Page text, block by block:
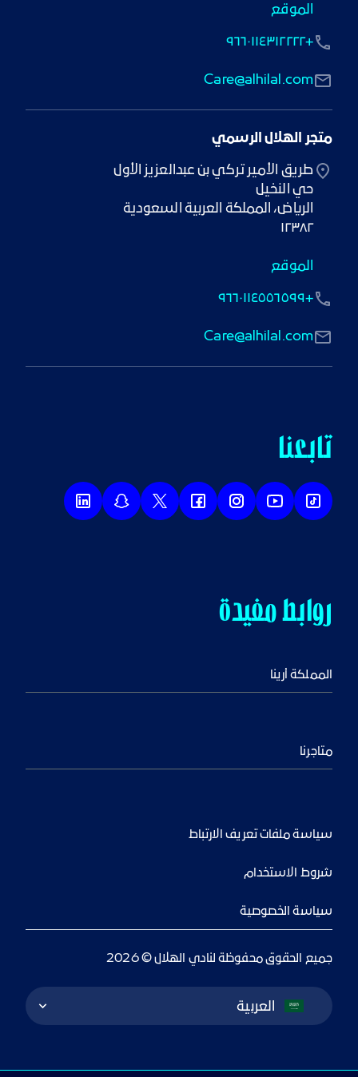
الموقع
Care@alhilal.com
+٩٦٦٠١١٤٣١٢٢٢٢
متجر الهلال الرسمي
حي النخيل
١٢٣٨٢
الموقع
Care@alhilal.com
+٩٦٦٠١١٤٥٥٦٥٩٩
روابط مفيدة
المملكة أرينا
متاجرنا
تابعنا
سياسة ملفات تعريف الارتباط
شروط الاستخدام
سياسة الخصوصية
جميع الحقوق محفوظة لنادي الهلال © 2026
Language Switcher
العربية